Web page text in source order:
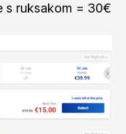
s ruksakom = 30€